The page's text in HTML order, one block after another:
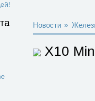
Новости »
X10